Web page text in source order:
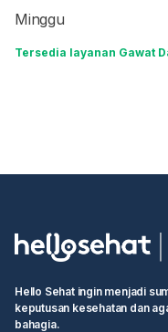
Minggu
Tersedia layanan Gawat
Hello Sehat ingin menjadi
keputusan kesehatan dan
bahagia.